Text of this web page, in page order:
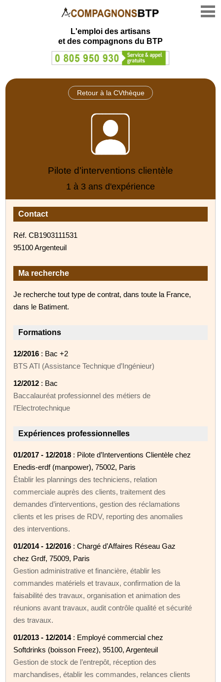
L'emploi des artisans
et des compagnons du BTP
Retour à la CVthèque
Pilote d’interventions clientèle
1 à 3 ans d'expérience
Contact
Réf. CB1903111531
95100 Argenteuil
Ma recherche
Je recherche tout type de contrat, dans toute la France,
dans le Batiment.
Formations
12/2016 : Bac +2
BTS ATI (Assistance Technique d’Ingénieur)
12/2012 : Bac
Baccalauréat professionnel des métiers de
l’Electrotechnique
Expériences professionnelles
01/2017 - 12/2018 : Pilote d’Interventions Clientèle chez
Enedis-erdf (manpower), 75002, Paris
Établir les plannings des techniciens, relation
commerciale auprès des clients, traitement des
demandes d’interventions, gestion des réclamations
clients et les prises de RDV, reporting des anomalies
des interventions.
01/2014 - 12/2016 : Chargé d’Affaires Réseau Gaz
chez Grdf, 75009, Paris
Gestion administrative et financière, établir les
commandes matériels et travaux, confirmation de la
faisabilité des travaux, organisation et animation des
réunions avant travaux, audit contrôle qualité et sécurité
des travaux.
01/2013 - 12/2014: Employé commercial chez
Softdrinks (boisson Freez), 95100, Argenteuil
Gestion de stock de l’entrepôt, réception des
marchandises, établir les commandes, relances clients